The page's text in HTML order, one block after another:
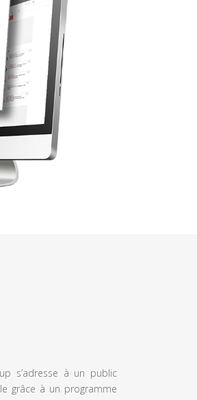
s’adresse à un public
grâce à un programme